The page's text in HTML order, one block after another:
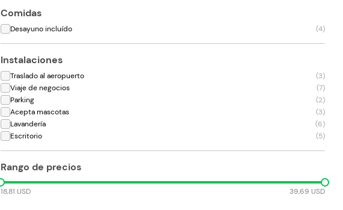
Comidas
Desayuno incluído (4)
Instalaciones
Traslado al aeropuerto (3)
Viaje de negocios
(7)
Parking
(2)
Acepta mascotas
(3)
Lavandería
(6)
Escritorio
(5)
Rango de precios
18,81 USD 39,69 USD